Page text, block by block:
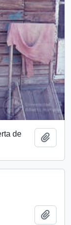
de